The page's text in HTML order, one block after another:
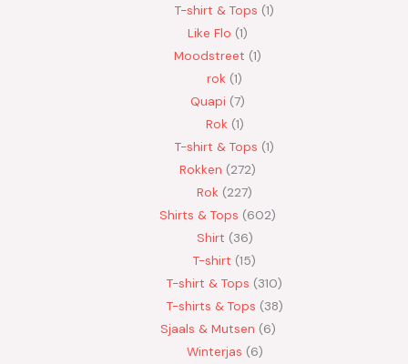
T-shirt & Tops 1
Like Flo 1
Moodstreet 1
rok 1
Quapi 7
Rok 1
T-shirt & Tops 1
Rokken 272
Rok 227
Shirts & Tops 602
Shirt 36
T-shirt 15
T-shirt & Tops 310
T-shirts & Tops 38
Sjaals & Mutsen 6
Winterjas 6